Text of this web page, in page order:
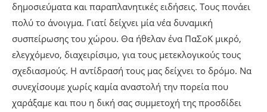
δημοσιεύματα και παραπλανητικές ειδήσεις. Τους πονάει
πολύ το άνοιγμα. Γιατί δείχνει μία νέα δυναμική
συσπείρωσης του χώρου. Θα ήθελαν ένα ΠαΣοΚ μικρό,
ελεγχόμενο, διαχειρίσιμο, για τους μετεκλογικούς τους
σχεδιασμούς. Η αντίδρασή τους μας δείχνει το δρόμο. Να
συνεχίσουμε χωρίς καμία αναστολή την πορεία που
χαράξαμε και που η δική σας συμμετοχή της προσδίδει